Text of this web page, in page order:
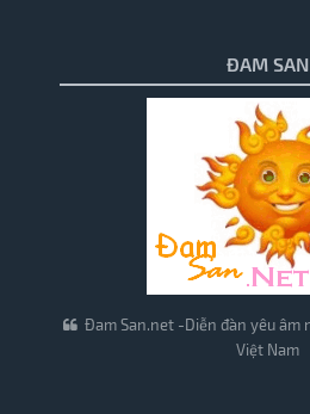
ĐAM SAN
Đam San.net -Diễn đàn yêu âm
Việt Nam